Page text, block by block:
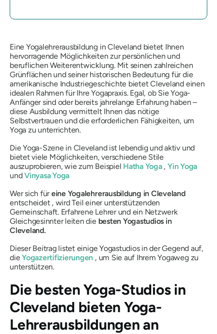
Eine Yogalehrerausbildung in Cleveland bietet Ihnen
hervorragende Möglichkeiten zur persönlichen und
beruflichen Weiterentwicklung. Mit seinen zahlreichen
Grünflächen und seiner historischen Bedeutung für die
amerikanische Industriegeschichte bietet Cleveland einen
idealen Rahmen für Ihre Yogapraxis. Egal, ob Sie Yoga-
Anfänger sind oder bereits jahrelange Erfahrung haben –
diese Ausbildung vermittelt Ihnen das nötige
Selbstvertrauen und die erforderlichen Fähigkeiten, um
Yoga zu unterrichten.
Die Yoga-Szene in Cleveland ist lebendig und aktiv und
bietet viele Möglichkeiten, verschiedene Stile
auszuprobieren, wie zum Beispiel Hatha Yoga, Yin Yoga
undVinyasa Yoga
Wer sich füreine Yogalehrerausbildung in Cleveland
entscheidet , wird Teil einer unterstützenden
Gemeinschaft. Erfahrene Lehrer und ein Netzwerk
Gleichgesinnter leiten die besten Yogastudios in
Cleveland.
Dieser Beitrag listet einige Yogastudios in der Gegend auf,
dieYogazertifizierungen , um Sie auf Ihrem Yogaweg zu
unterstützen.
Die besten Yoga-Studios in
Cleveland bieten Yoga-
Lehrerausbildungen an